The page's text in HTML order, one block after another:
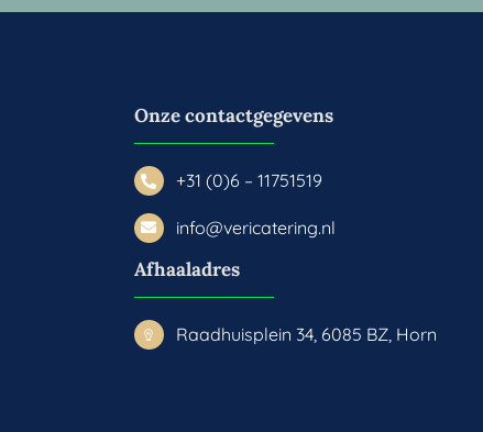
Onze contactgegevens
+31 (0)6 – 11751519
info@vericatering.nl
Afhaaladres
Raadhuisplein 34, 6085 BZ, Horn